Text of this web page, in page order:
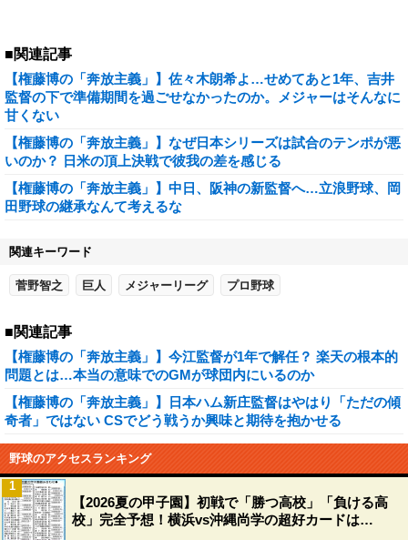
■関連記事
【権藤博の「奔放主義」】佐々木朗希よ…せめてあと1年、吉井
監督の下で準備期間を過ごせなかったのか。メジャーはそんなに
甘くない
【権藤博の「奔放主義」】なぜ日本シリーズは試合のテンポが悪
いのか？ 日米の頂上決戦で彼我の差を感じる
【権藤博の「奔放主義」】中日、阪神の新監督へ…立浪野球、岡
田野球の継承なんて考えるな
関連キーワード
菅野智之 巨人 メジャーリーグ プロ野球
■関連記事
【権藤博の「奔放主義」】今江監督が1年で解任？ 楽天の根本的
問題とは…本当の意味でのGMが球団内にいるのか
【権藤博の「奔放主義」】日本ハム新庄監督はやはり「ただの傾
奇者」ではない CSでどう戦うか興味と期待を抱かせる
野球のアクセスランキング
【2026夏の甲子園】初戦で「勝つ高校」「負ける高
校」完全予想！横浜vs沖縄尚学の超好カードは…
1